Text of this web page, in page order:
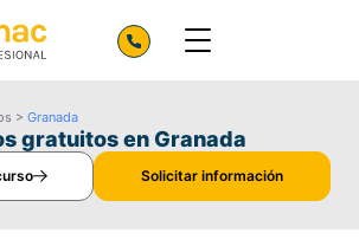
> Granada
gratuitos en Granada
Solicitar información